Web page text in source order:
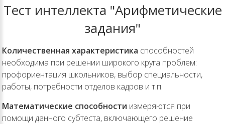
Тест интеллекта "Арифметические
задания"
Количественная характеристика способностей
необходима при решении широкого круга проблем:
профориентация школьников, выбор специальности,
работы, потребности отделов кадров и т.п.
Математические способности измеряются при
помощи данного субтеста, включающего решение